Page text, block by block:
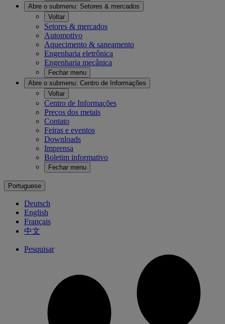
Abre o submenu: Setores & mercados
Voltar
Setores & mercados
Automotivo
Aquecimento & saneamento
Engenharia eletrônica
Engenharia mecânica
Fechar menu
Abre o submenu: Centro de Informações
Voltar
Centro de Informações
Preços dos metais
Contato
Feiras e eventos
Downloads
Imprensa
Boletim informativo
Fechar menu
Portuguese
Deutsch
English
Français
中文
Pesquisar